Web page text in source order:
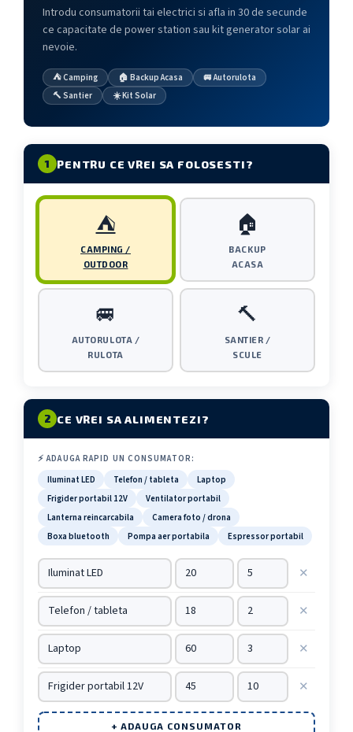
Acumulatori de stocare
Componente sisteme de balcon
Introdu consumatorii tai electrici si afla in 30 de secunde
ce capacitate de power station sau kit generator solar ai
nevoie.
⛺ Camping 🏠 Backup Acasa
🚐 Autorulota
🔨 Santier
☀️ Kit Solar
1 PENTRU CE VREI SA FOLOSESTI?
⛺
CAMPING /
OUTDOOR
🏠
BACKUP
ACASA
🚐
AUTORULOTA /
RULOTA
🔨
SANTIER /
SCULE
2 CE VREI SA ALIMENTEZI?
⚡ ADAUGA RAPID UN CONSUMATOR:
Iluminat LED
Telefon / tableta
Laptop
Frigider portabil 12V
Ventilator portabil
Lanterna reincarcabila
Camera foto / drona
Boxa bluetooth
Pompa aer portabila Espressor portabil
✕
✕
✕
✕
+ ADAUGA CONSUMATOR